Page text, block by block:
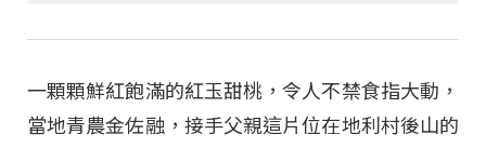
一顆顆鮮紅飽滿的紅玉甜桃，令人不禁食指大動，
當地青農金佐融，接手父親這片位在地利村後山的